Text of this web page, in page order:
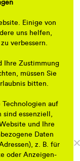
Einige von
uns helfen,
verbessern.
Ihre Zustimmung
müssen Sie
bitten.
auf
sind essenziell,
und Ihre
Daten
z. B. für
oder Anzeigen-